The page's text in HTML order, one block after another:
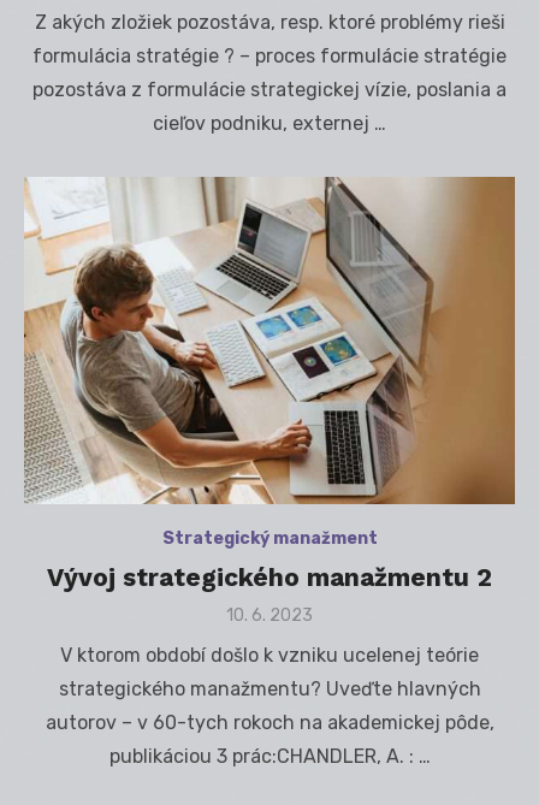
Z akých zložiek pozostáva, resp. ktoré problémy rieši
formulácia stratégie ? – proces formulácie stratégie
pozostáva z formulácie strategickej vízie, poslania a
cieľov podniku, externej …
Strategický manažment
Vývoj strategického manažmentu 2
Posted
10. 6. 2023
V ktorom období došlo k vzniku ucelenej teórie
strategického manažmentu? Uveďte hlavných
autorov – v 60-tych rokoch na akademickej pôde,
publikáciou 3 prác:CHANDLER, A. : …